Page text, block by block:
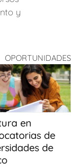
y
OPORTUNIDADES
en
de
de